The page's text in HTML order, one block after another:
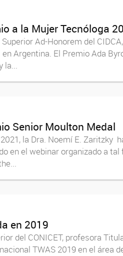
a la Mujer Tecnóloga
Ad-Honorem del
Argentina. El Premio Ada
la...
Senior Moulton Medal
la Dra. Noemí E.
en el webinar organizado a
en 2019
del CONICET, profesora
TWAS 2019 en el área